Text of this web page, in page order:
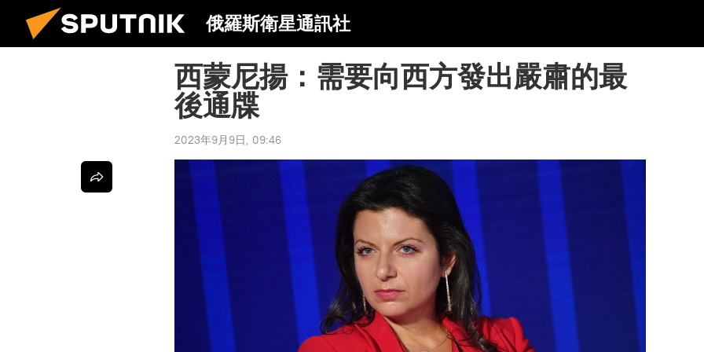
俄羅斯衛星通訊社
西蒙尼揚：需要向西方發出嚴肅的最
後通牒
2023年9月9日, 09:46